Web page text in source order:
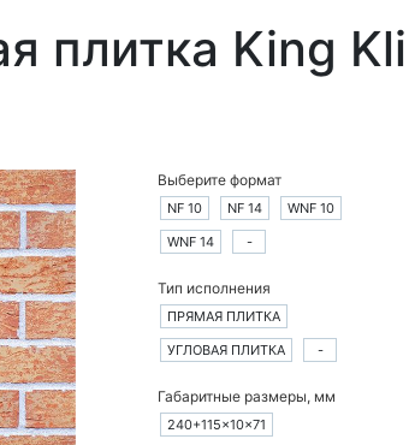
плитка King
Выберите формат
NF 10 NF 14
WNF 10
WNF 14
-
Тип исполнения
ПРЯМАЯ ПЛИТКА
УГЛОВАЯ ПЛИТКА
-
Габаритные размеры, мм
240+115×10×71